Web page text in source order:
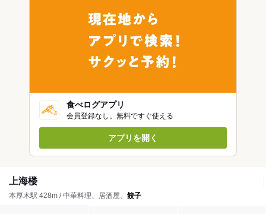
食べログアプリ
会員登録なし。無料ですぐ使える
アプリを開く
上海楼
本厚木駅 428m / 中華料理、居酒屋、 餃子